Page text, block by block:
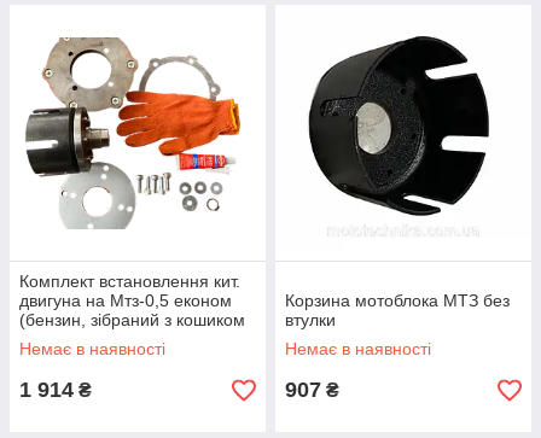
Комплект встановлення кит.
двигуна на Мтз-0,5 економ
(бензин, зібраний з кошиком
під двигун шліц 20 мм)
Немає в наявності
1 914 ₴
Корзина мотоблока МТЗ без
втулки
Немає в наявності
907 ₴